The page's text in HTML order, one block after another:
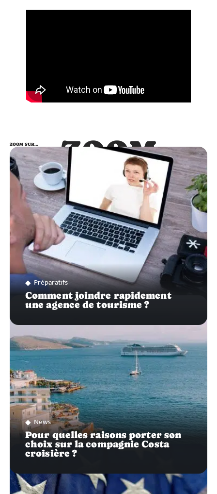
ZOOM
SUR…
ZOOM SUR…
Préparatifs
Comment joindre rapidement
une agence de tourisme ?
News
Pour quelles raisons porter son
choix sur la compagnie Costa
croisière ?